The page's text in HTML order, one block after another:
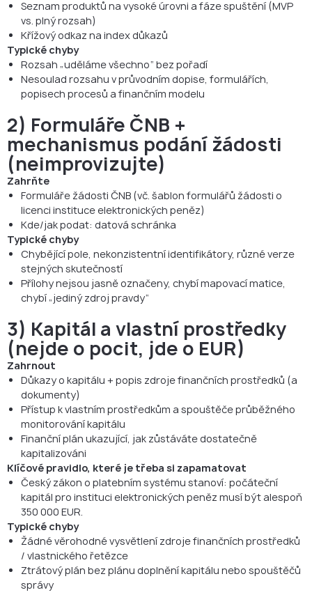
Seznam produktů na vysoké úrovni a fáze spuštění (MVP
vs. plný rozsah)
Křížový odkaz na index důkazů
Typické chyby
Rozsah „uděláme všechno“ bez pořadí
Nesoulad rozsahu v průvodním dopise, formulářích,
popisech procesů a finančním modelu
2) Formuláře ČNB +
mechanismus podání žádosti
(neimprovizujte)
Zahrňte
Formuláře žádosti ČNB (vč. šablon formulářů žádosti o
licenci instituce elektronických peněz)
Kde/jak podat: datová schránka
Typické chyby
Chybějící pole, nekonzistentní identifikátory, různé verze
stejných skutečností
Přílohy nejsou jasně označeny, chybí mapovací matice,
chybí „jediný zdroj pravdy“
3) Kapitál a vlastní prostředky
(nejde o pocit, jde o EUR)
Zahrnout
Důkazy o kapitálu + popis zdroje finančních prostředků (a
dokumenty)
Přístup k vlastním prostředkům a spouštěče průběžného
monitorování kapitálu
Finanční plán ukazující, jak zůstáváte dostatečně
kapitalizováni
Klíčové pravidlo, které je třeba si zapamatovat
Český zákon o platebním systému stanoví: počáteční
kapitál pro instituci elektronických peněz musí být alespoň
350 000 EUR.
Typické chyby
Žádné věrohodné vysvětlení zdroje finančních prostředků
/ vlastnického řetězce
Ztrátový plán bez plánu doplnění kapitálu nebo spouštěčů
správy